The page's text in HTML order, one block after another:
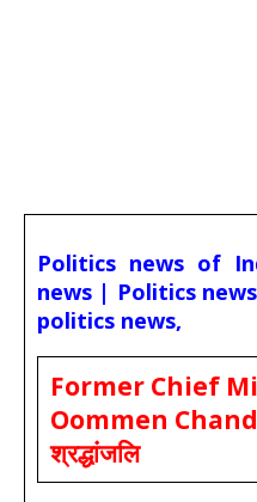
Politics news of
news | Politics
politics news,
Former Chief
Oommen Chandy
श्रद्धांजलि